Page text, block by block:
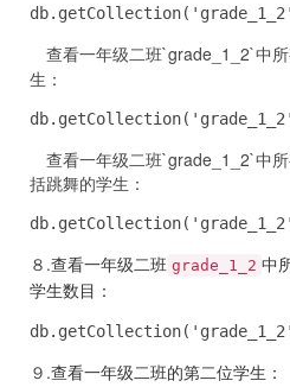
查看一年级二班`grade_1_2`中
生：
查看一年级二班`grade_1_2`中
括跳舞的学生：
８.查看一年级二班 grade_1_2 中
学生数目：
９.查看一年级二班的第二位学生：